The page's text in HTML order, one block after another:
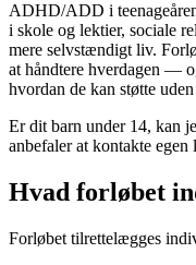
ADHD/ADD i
i skole og lektier, sociale
mere selvstændigt liv.
at håndtere hverdagen —
hvordan de kan støtte
Er dit barn under 14, kan
anbefaler at kontakte
Hvad forløbet
Forløbet tilrettelægges